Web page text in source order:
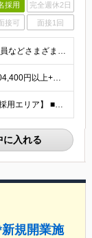
採用 完全週休2日
接可 面接1回
■学歴不問 ■未経験・第二新卒歓迎 キャリア入社のメンバーは元美容師、営業、教員などさまざま！ 『遠方への引っ越しが可能な方』や『地方に行ってみたい・勤務したい方』なども この機会に新しい人生にチャ
【大卒以上】月給240,800円以上+賞与2回+各種手当 【短大・専門学校卒】月給204,400円以上+賞与2回+各種手当 【上記以外】月給187,000円以上+賞与2回+各種手当 ※経験、資格、能
★全国の施設で募集！オープニング施設あり！ ★希望しない転勤原則なし 【積極採用エリア】 ■界 蔵王（26年10月開業予定） ※開業前に入社された場合、全国の星野リゾートの施設で勤務後、開業時期に異
に入れる
規開業施